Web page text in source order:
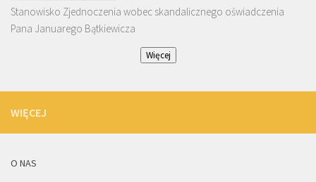
Stanowisko Zjednoczenia wobec skandalicznego oświadczenia
Pana Januarego Bątkiewicza
Więcej
WIĘCEJ
O NAS